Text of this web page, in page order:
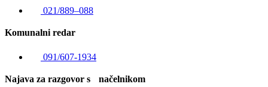
021/889–088
Komunalni redar
091/607-1934
Najava za razgovor s načelnikom